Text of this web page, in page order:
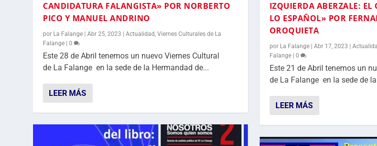
CANDIDATURA FALANGISTA» POR NORBERTO
PICO Y MANUEL ANDRINO
por La Falange |Abr 25, 2023 |Actualidad,Viernes Culturales de La
Falange |0
Este 28 de Abril tenemos un nuevo Viernes Cultural
de La Falange en la sede de la Hermandad de...
LEER MÁS
IZQUIERDA ABERZALE: EL
LO ESPAÑOL» POR
OROQUIETA
por La Falange| Abr 17, 2023
Falange| 0
Este 21 de Abril tenemos un
de La Falange en la sede de
LEER MÁS